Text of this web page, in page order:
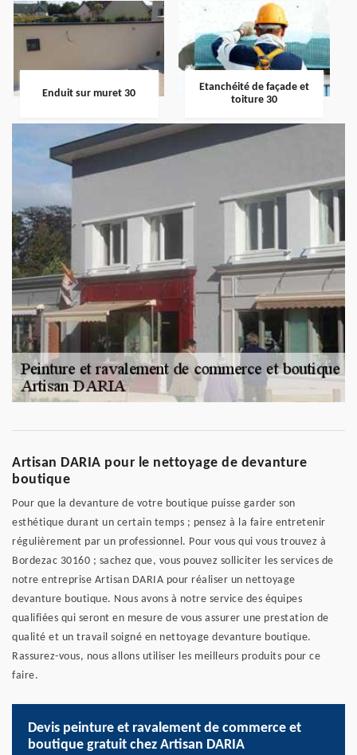
Enduit sur muret 30
Etanchéité de façade et
toiture 30
Artisan DARIA pour le nettoyage de devanture
boutique
Pour que la devanture de votre boutique puisse garder son
esthétique durant un certain temps ; pensez à la faire entretenir
régulièrement par un professionnel. Pour vous qui vous trouvez à
Bordezac 30160 ; sachez que, vous pouvez solliciter les services de
notre entreprise Artisan DARIA pour réaliser un nettoyage
devanture boutique. Nous avons à notre service des équipes
qualifiées qui seront en mesure de vous assurer une prestation de
qualité et un travail soigné en nettoyage devanture boutique.
Rassurez-vous, nous allons utiliser les meilleurs produits pour ce
faire.
Devis peinture et ravalement de commerce et
boutique gratuit chez Artisan DARIA